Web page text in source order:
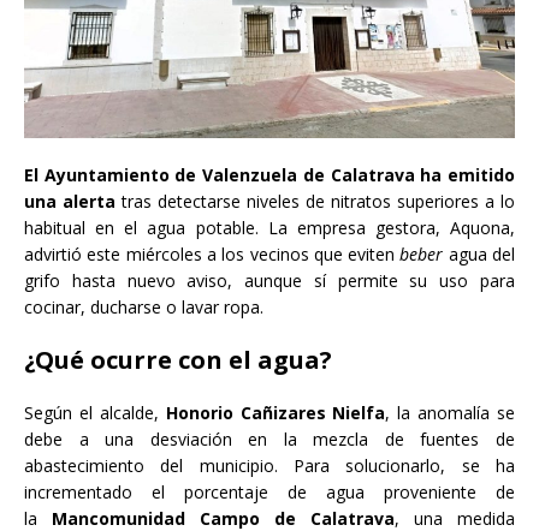
El Ayuntamiento de Valenzuela de Calatrava ha emitido
una alertatras detectarse niveles de nitratos superiores a lo
habitual en el agua potable. La empresa gestora, Aquona,
advirtió este miércoles a los vecinos que evitenbeber agua del
grifo hasta nuevo aviso, aunque sí permite su uso para
cocinar, ducharse o lavar ropa.
¿Qué ocurre con el agua?
Según el alcalde, Honorio Cañizares Nielfa, la anomalía se
debe a una desviación en la mezcla de fuentes de
abastecimiento del municipio. Para solucionarlo, se ha
incrementado el porcentaje de agua proveniente de
la Mancomunidad Campo de Calatrava, una medida